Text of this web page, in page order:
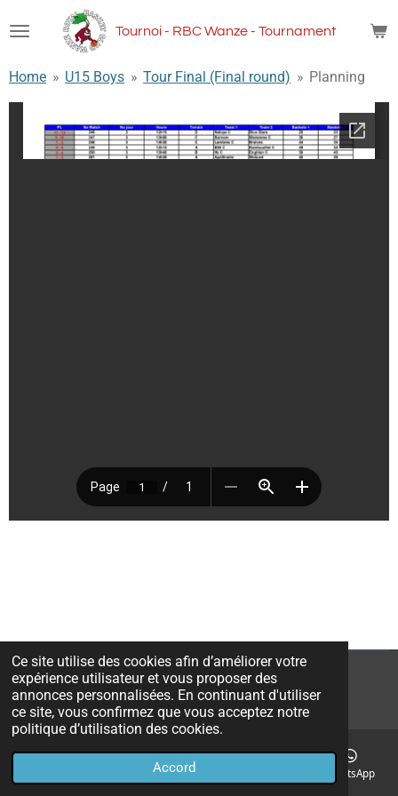
Ce site utilise des cookies afin d’améliorer votre
expérience utilisateur et vous proposer des
annonces personnalisées. En continuant d'utiliser
ce site, vous confirmez que vous acceptez notre
politique d’utilisation des cookies.
Accord
au
principal
Tournoi - RBC Wanze - Tournament
Home » U15 Boys » Tour Final (Final round) » Planning
© 2022 - 2026 RBC Wanze - Tournoi
Propulsé parWebador
Carte WhatsApp